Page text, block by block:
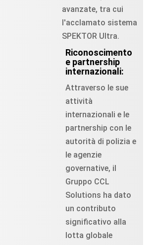
avanzate, tra cui
l'acclamato sistema
SPEKTOR Ultra.
Riconoscimento
e partnership
internazionali:
Attraverso le sue
attività
internazionali e le
partnership con le
autorità di polizia e
le agenzie
governative, il
Gruppo CCL
Solutions ha dato
un contributo
significativo alla
lotta globale